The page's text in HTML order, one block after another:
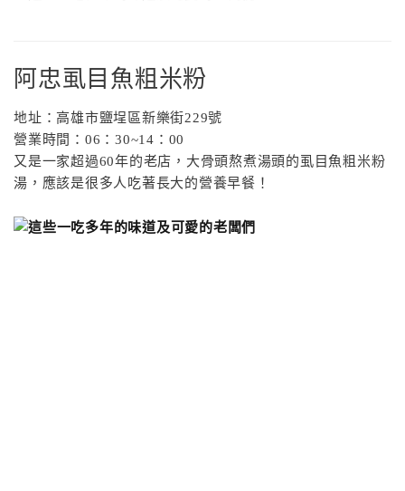
阿忠虱目魚粗米粉
地址：高雄市鹽埕區新樂街229號
營業時間： 06 ： 30~14 ： 00
又是一家超過60年的老店，大骨頭熬煮湯頭的虱目魚粗米粉
湯，應該是很多人吃著長大的營養早餐！